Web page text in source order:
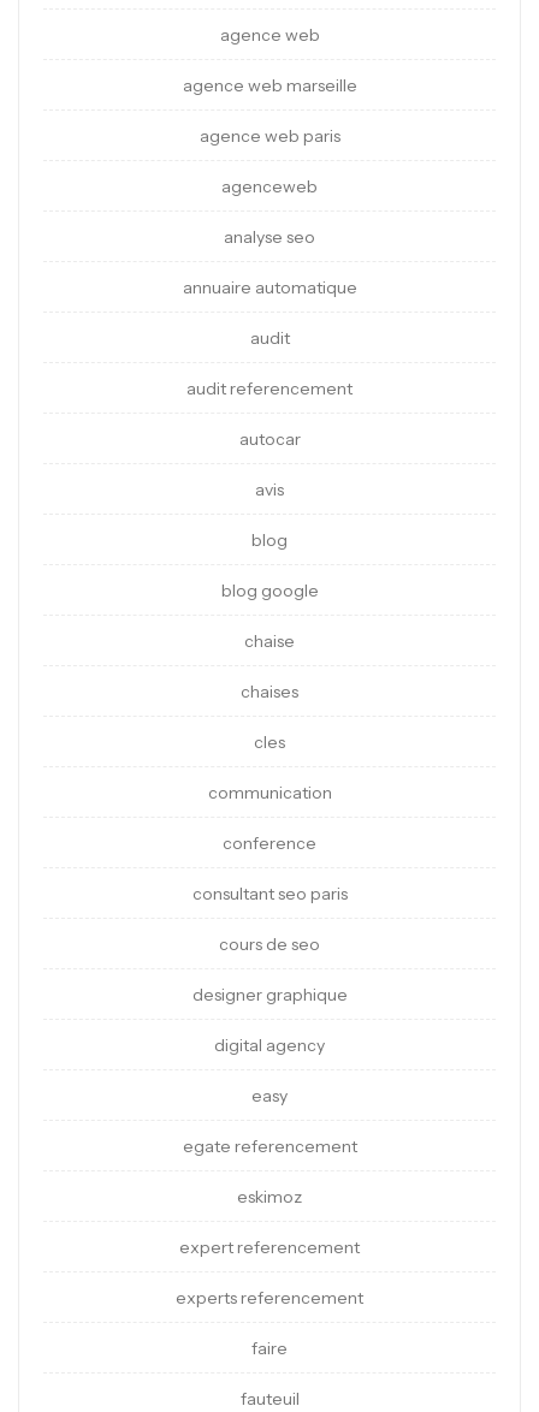
agence web
agence web marseille
agence web paris
agenceweb
analyse seo
annuaire automatique
audit
audit referencement
autocar
avis
blog
blog google
chaise
chaises
cles
communication
conference
consultant seo paris
cours de seo
designer graphique
digital agency
easy
egate referencement
eskimoz
expert referencement
experts referencement
faire
fauteuil